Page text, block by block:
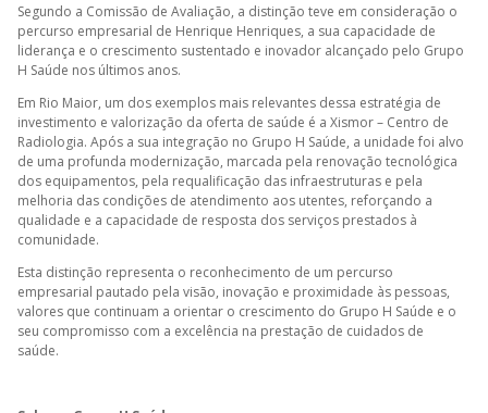
Segundo a Comissão de Avaliação, a distinção teve em consideração o
percurso empresarial de Henrique Henriques, a sua capacidade de
liderança e o crescimento sustentado e inovador alcançado pelo Grupo
H Saúde nos últimos anos.
Em Rio Maior, um dos exemplos mais relevantes dessa estratégia de
investimento e valorização da oferta de saúde é a Xismor – Centro de
Radiologia. Após a sua integração no Grupo H Saúde, a unidade foi alvo
de uma profunda modernização, marcada pela renovação tecnológica
dos equipamentos, pela requalificação das infraestruturas e pela
melhoria das condições de atendimento aos utentes, reforçando a
qualidade e a capacidade de resposta dos serviços prestados à
comunidade.
Esta distinção representa o reconhecimento de um percurso
empresarial pautado pela visão, inovação e proximidade às pessoas,
valores que continuam a orientar o crescimento do Grupo H Saúde e o
seu compromisso com a excelência na prestação de cuidados de
saúde.